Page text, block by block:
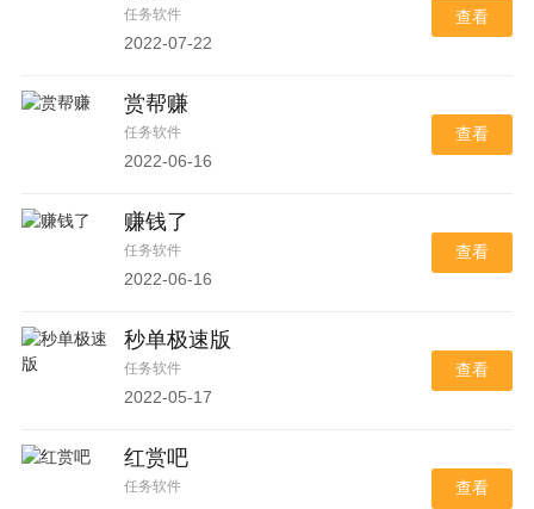
任务软件
2022-07-22
查看
赏帮赚
任务软件
2022-06-16
查看
赚钱了
任务软件
2022-06-16
查看
秒单极速版
任务软件
2022-05-17
查看
红赏吧
任务软件 查看